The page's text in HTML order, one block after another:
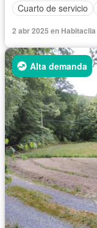
Cuarto de servicio
2 abr 2025 en Habitaclia
Alta demanda